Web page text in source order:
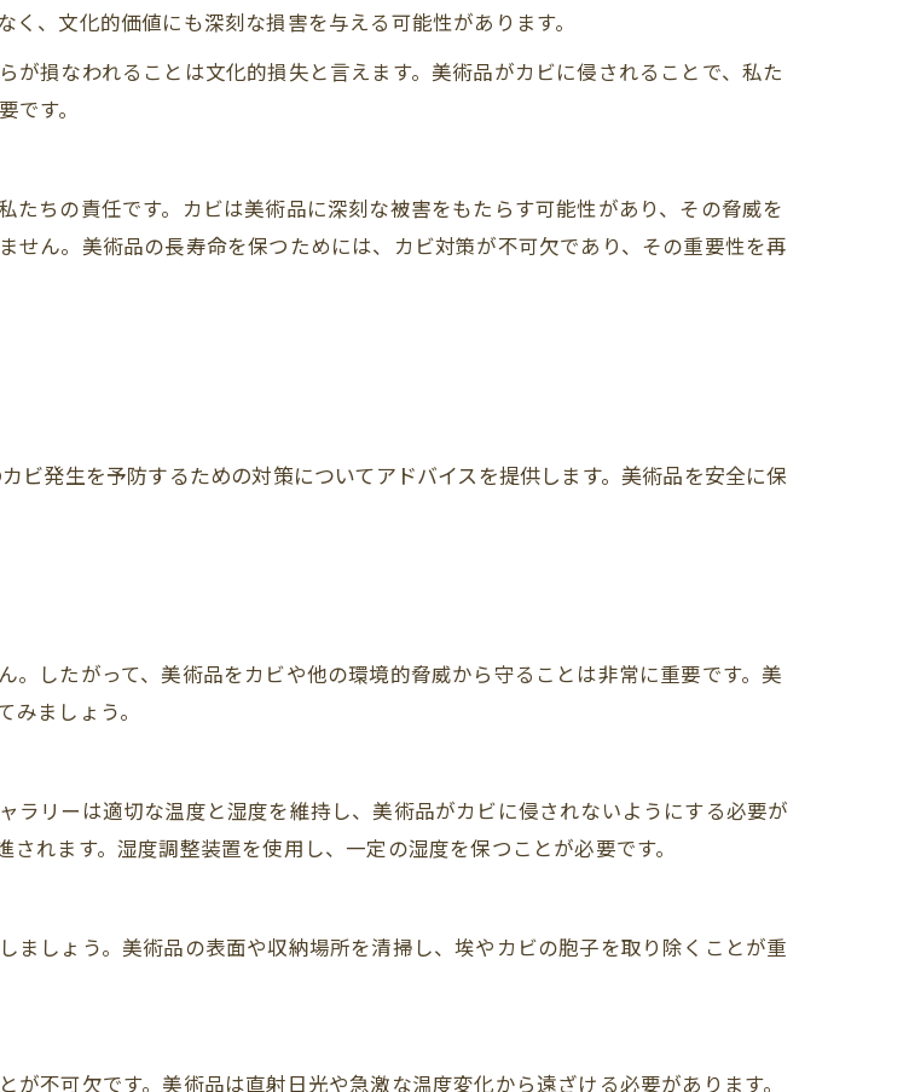
、文化的価値にも深刻な損害を与える可能性があります。
損なわれることは文化的損失と言えます。美術品がカビに侵されることで、私た
す。
ちの責任です。カビは美術品に深刻な被害をもたらす可能性があり、その脅威を
ん。美術品の長寿命を保つためには、カビ対策が不可欠であり、その重要性を再
ビ発生を予防するための対策についてアドバイスを提供します。美術品を安全に保
したがって、美術品をカビや他の環境的脅威から守ることは非常に重要です。美
ましょう。
リーは適切な温度と湿度を維持し、美術品がカビに侵されないようにする必要が
れます。湿度調整装置を使用し、一定の湿度を保つことが必要です。
しょう。美術品の表面や収納場所を清掃し、埃やカビの胞子を取り除くことが重
不可欠です。美術品は直射日光や急激な温度変化から遠ざける必要があります。